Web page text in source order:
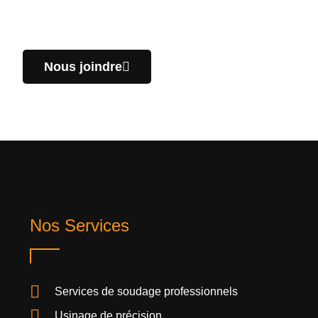
Nous joindre
Nos Services
Services de soudage professionnels
Usinage de précision